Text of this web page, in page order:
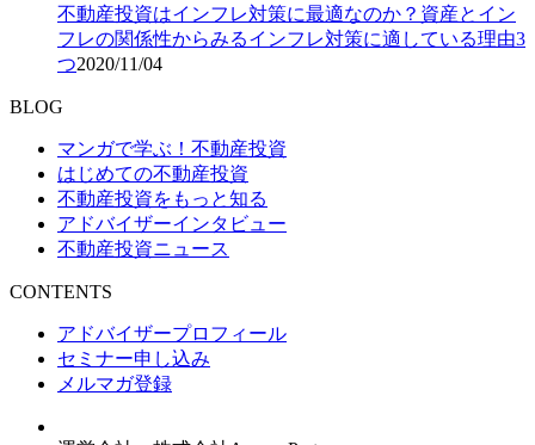
不動産投資はインフレ対策に最適なのか？資産とイン
フレの関係性からみるインフレ対策に適している理由3
つ2020/11/04
BLOG
マンガで学ぶ！不動産投資
はじめての不動産投資
不動産投資をもっと知る
アドバイザーインタビュー
不動産投資ニュース
CONTENTS
アドバイザープロフィール
セミナー申し込み
メルマガ登録